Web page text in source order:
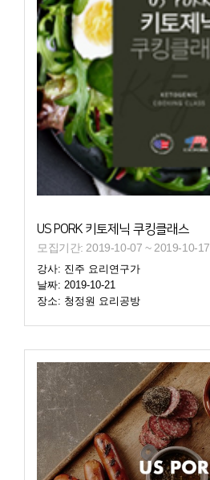
US PORK 키토제닉 쿠킹클래스
모집기간: 2019-10-07 ~ 2019-10-17
강사: 진주 요리연구가
날짜: 2019-10-21
장소: 청정원 요리공방